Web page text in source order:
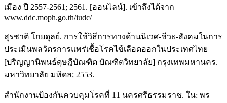
เมือง ปี 2557-2561; 2561. [ออนไลน์]. เข้าถึงได้จาก
www.ddc.moph.go.th/iudc/
สุรชาติ โกยดุลย์. การใช้วิธีการทางด้านนิเวศ-ชีวะ-สังคมในการ
ประเมินพลวัตรการแพร่เชื้อโรคไข้เลือดออกในประเทศไทย
[ปริญญานิพนธ์ดุษฎีบัณฑิต บัณฑิตวิทยาลัย] กรุงเทพมหานคร.
มหาวิทยาลัย มหิดล; 2553.
สำนักงานป้องกันควบคุมโรคที่ 11 นครศรีธรรมราช. ใน: พร